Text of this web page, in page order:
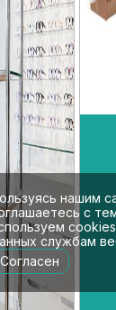
нашим
с
службам
Согласен